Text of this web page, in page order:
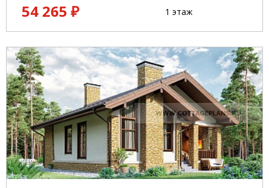
54 265 ₽
1 этаж